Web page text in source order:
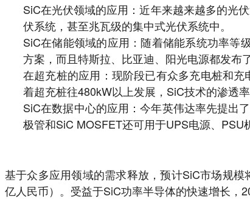
SiC在光伏领域的应用：近年来越来越多的光
伏系统，甚至兆瓦级的集中式光伏系统中。
SiC在储能领域的应用：随着储能系统功率等
方案，而且特斯拉、比亚迪、阳光电源都发布
在超充桩的应用：现阶段已有众多充电桩和
着超充桩往480kW以上发展，SiC技术的渗透率
SiC在数据中心的应用：今年英伟达率先提出
极管和SiC MOSFET还可用于UPS电源、PSU
基于众多应用领域的需求释放，预计SiC市场规
亿人民币）。受益于SiC功率半导体的快速增长，